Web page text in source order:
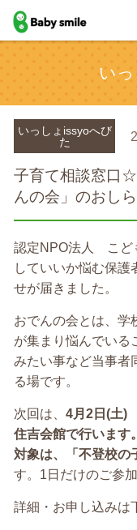
baby smile
い
いっしょissyoへび
た
子育て相談窓口
んの会」のおし
認定NPO法人 こど
していいか悩む保護
せが届きました。
おでんの会とは、学
が集まり悩んでいる
みたい事など当事者
る場です。
次回は、 4月2日(土)
住吉会館で行います。
対象は、「不登校の
す。1日だけのご参
詳細・お申し込みは